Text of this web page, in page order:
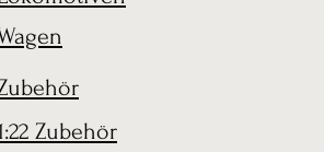
Zubehör